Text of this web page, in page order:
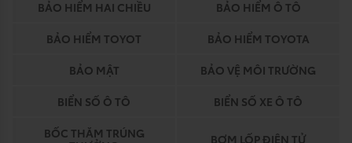
BẢO HIỂM HAI CHIỀU
BẢO HIỂM Ô TÔ
BẢO HIỂM TOYOT
BẢO HIỂM TOYOTA
BẢO MẬT
BẢO VỆ MÔI TRƯỜNG
BIỂN SỐ Ô TÔ
BIỂN SỐ XE Ô TÔ
BỐC THĂM TRÚNG
BƠM LỐP ĐIỆN TỬ